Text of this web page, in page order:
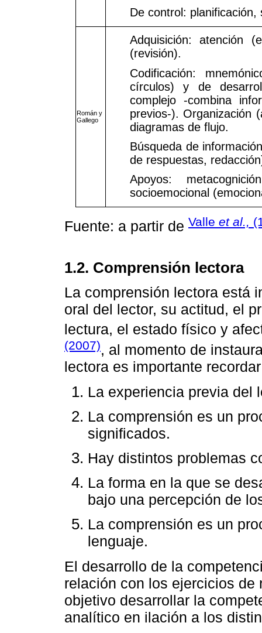
De control:
Román y
Gallego
Adquisición: atención
(revisión).
Codificación:
círculos) y de
complejo -combina
previos-). Organización
diagramas de flujo.
Búsqueda de
de respuestas,
Apoyos:
socioemocional
Fuente: a partir de Valle et al.,
1.2. Comprensión lectora
La comprensión lectora está
oral del lector, su actitud, el
lectura, el estado físico y
(2007), al momento de
lectora es importante
La experiencia previa del
La comprensión es un
significados.
Hay distintos problemas
La forma en la que se
bajo una percepción de
La comprensión es un
lenguaje.
El desarrollo de la
relación con los ejercicios de
objetivo desarrollar la
analítico en ilación a los